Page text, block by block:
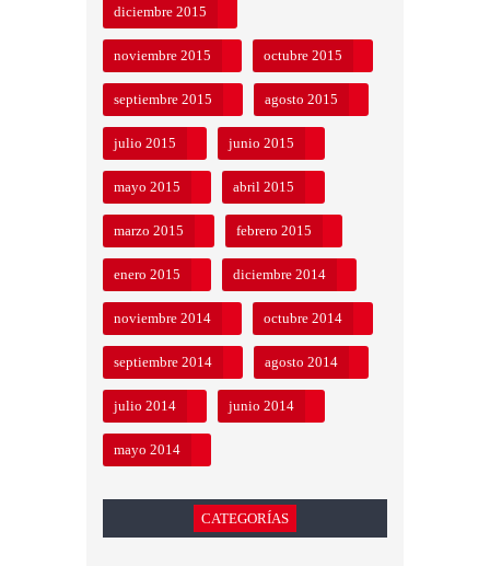
diciembre 2015
noviembre 2015 octubre 2015
septiembre 2015 agosto 2015
julio 2015 junio 2015
mayo 2015 abril 2015
marzo 2015 febrero 2015
enero 2015 diciembre 2014
noviembre 2014 octubre 2014
septiembre 2014 agosto 2014
julio 2014 junio 2014
mayo 2014
CATEGORÍAS